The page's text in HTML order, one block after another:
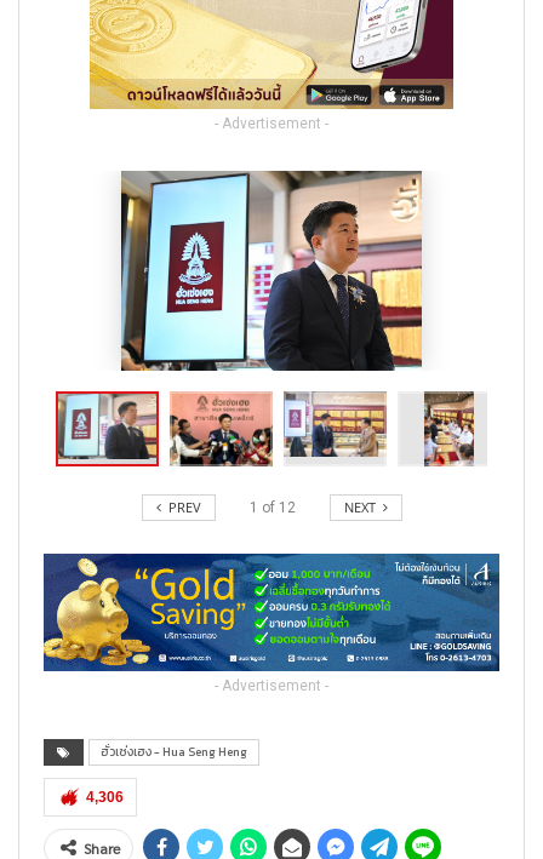
- Advertisement -
PREV 1 of 12 NEXT
- Advertisement -
ฮั่วเซ่งเฮง - Hua Seng Heng
4,306
Share